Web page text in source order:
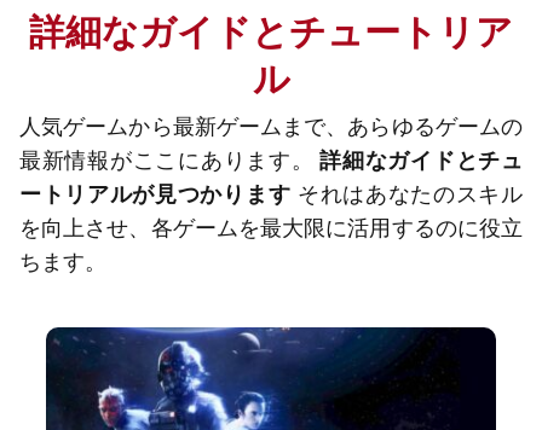
詳細なガイドとチュートリア
ル
人気ゲームから最新ゲームまで、あらゆるゲームの
最新情報がここにあります。
詳細なガイドとチュ
ートリアルが見つかります それはあなたのスキル
を向上させ、各ゲームを最大限に活用するのに役立
ちます。